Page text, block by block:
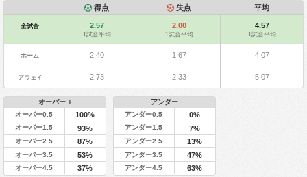
得点 失点 平均
全試合 2.57
1試合平均
2.00
1試合平均
4.57
1試合平均
ホーム 2.40 1.67 4.07
アウェイ 2.73 2.33 5.07
オーバー +
オーバー0.5
100%
オーバー1.5 93%
オーバー2.5 87%
オーバー3.5 53%
オーバー4.5 37%
アンダー
アンダー0.5
0%
アンダー1.5 7%
アンダー2.5 13%
アンダー3.5 47%
アンダー4.5 63%